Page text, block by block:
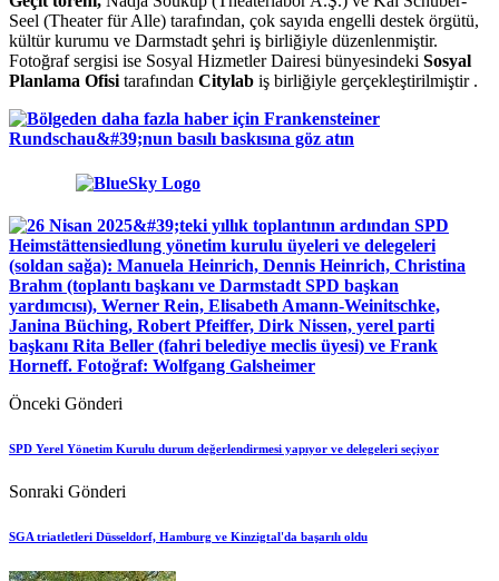
Seel (Theater für Alle) tarafından, çok sayıda engelli destek örgütü,
kültür kurumu ve Darmstadt şehri iş birliğiyle düzenlenmiştir.
Fotoğraf sergisi ise Sosyal Hizmetler Dairesi bünyesindeki Sosyal
Planlama Ofisi tarafından Citylab iş birliğiyle gerçekleştirilmiştir .
Önceki Gönderi
SPD Yerel Yönetim Kurulu durum değerlendirmesi yapıyor ve delegeleri seçiyor
Sonraki Gönderi
SGA triatletleri Düsseldorf, Hamburg ve Kinzigtal'da başarılı oldu